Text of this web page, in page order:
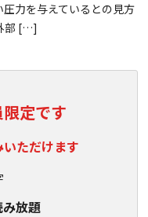
力を与えているとの見方
部 […]
定です
ただけます
放題